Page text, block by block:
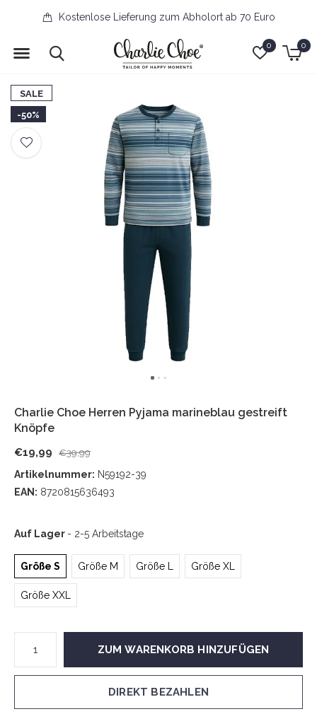
0 0
Kostenlose Lieferung zum Abholort ab 70 Euro
SALE
-50%
Charlie Choe Herren Pyjama marineblau gestreift
Knöpfe
€19,99 €39,99
Artikelnummer: N59192-39
EAN: 8720815636493
Auf Lager - 2-5 Arbeitstage
Größe S Größe M Größe L Größe XL
Größe XXL
ZUM WARENKORB HINZUFÜGEN
DIREKT BEZAHLEN